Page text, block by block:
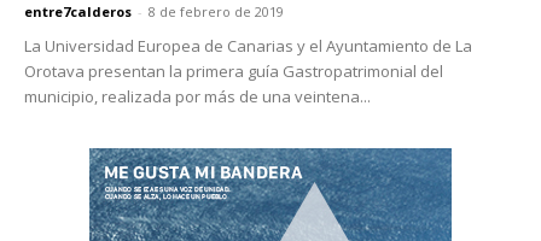
entre7calderos - 8 de febrero de 2019
La Universidad Europea de Canarias y el Ayuntamiento de La
Orotava presentan la primera guía Gastropatrimonial del
municipio, realizada por más de una veintena...